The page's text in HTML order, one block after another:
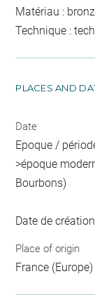
Matériau :
Technique :
PLACES AND
Date
Epoque /
>époque
Bourbons)
Date de
Place of origin
France (Europe)